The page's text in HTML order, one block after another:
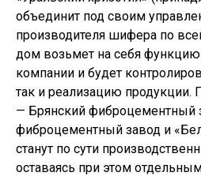
объединит под своим
производителя шифера по
дом возьмет на себя
компании и будет
так и реализацию продукции.
— Брянский фиброцементный
фиброцементный завод и
станут по сути
оставаясь при этом